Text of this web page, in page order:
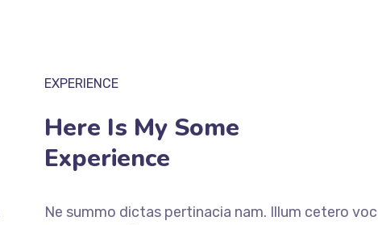
EXPERIENCE
Here Is My Some
Experience
Ne summo dictas pertinacia nam. Illum cetero